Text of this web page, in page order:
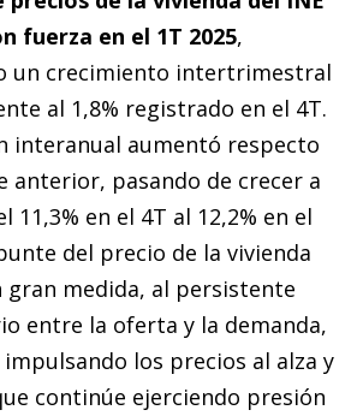
fuerza en el 1T 2025,
un crecimiento intertrimestral
al 1,8% registrado en el 4T.
interanual aumentó respecto
anterior, pasando de crecer a
11,3% en el 4T al 12,2% en el
del precio de la vivienda
gran medida, al persistente
entre la oferta y la demanda,
los precios al alza y
continúe ejerciendo presión